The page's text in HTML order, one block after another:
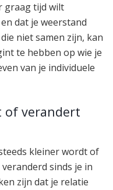
graag tijd wilt
dat je weerstand
niet samen zijn, kan
te hebben op wie je
van je individuele
of verandert
kleiner wordt of
sinds je in
zijn dat je relatie